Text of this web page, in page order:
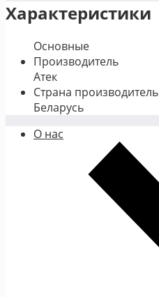
Характеристики
Основные
Производитель
Атек
Страна производитель
Беларусь
О нас